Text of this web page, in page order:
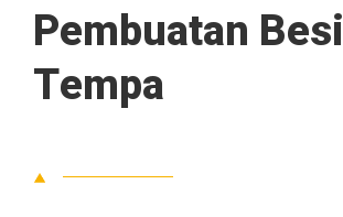
Pembuatan Besi
Tempa​